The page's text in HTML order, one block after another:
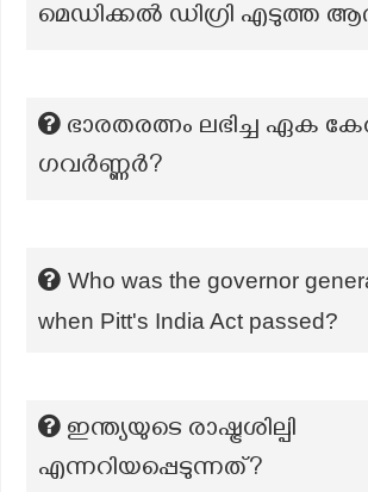
മെഡിക്കൽ ഡിഗ്രി എടുത്ത
ഭാരതരത്നം ലഭിച്ച ഏക
ഗവർണ്ണർ?
Who was the governor
when Pitt's India Act passed?
ഇന്ത്യയുടെ രാഷ്ട്രശില്പി
എന്നറിയപ്പെടുന്നത്?